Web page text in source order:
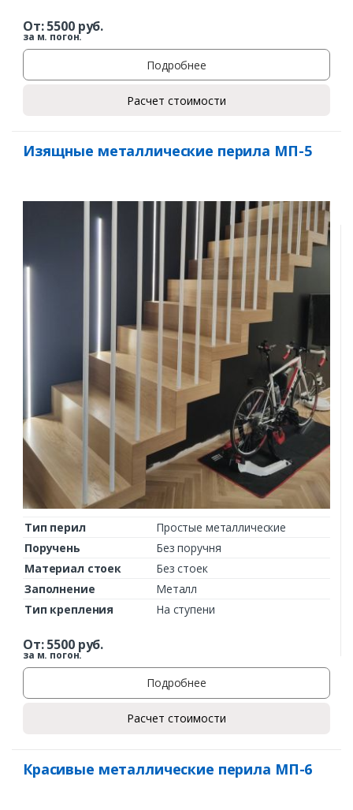
От:5500руб.
за м. погон.
Подробнее
Расчет стоимости
Изящные металлические перила МП-5
Тип перил
Простые металлические
Поручень
Без поручня
Материал стоек
Без стоек
Заполнение
Металл
Тип крепления
На ступени
От:5500руб.
за м. погон.
Подробнее
Расчет стоимости
Красивые металлические перила МП-6